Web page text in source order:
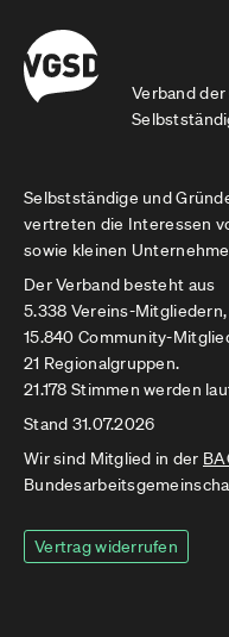
Verband
Selbstständige und
vertreten die Interessen
sowie kleinen
Der Verband besteht aus
5.338 Vereins-Mitgliedern,
15.840 Community-
21 Regionalgruppen.
21.178 Stimmen werden
Stand 31.07.2026
Wir sind Mitglied in der
Vertrag widerrufen